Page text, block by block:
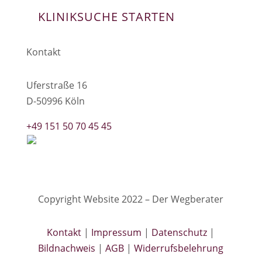
KLINIKSUCHE STARTEN
Kontakt
Uferstraße 16
D-50996 Köln
+49 151 50 70 45 45
Copyright Website 2022 – Der Wegberater
Kontakt | Impressum | Datenschutz |
Bildnachweis |AGB |Widerrufsbelehrung